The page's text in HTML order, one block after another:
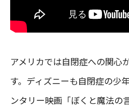
アメリカでは自閉症への関心
す。ディズニーも自閉症の少
ンタリー映画「ぼくと魔法の